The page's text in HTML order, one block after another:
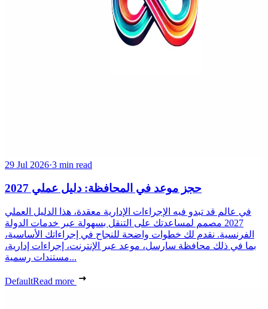
29 Jul 2026·3 min read
حجز موعد في المحافظة: دليل عملي 2027
في عالم قد تبدو فيه الإجراءات الإدارية معقدة، هذا الدليل العملي
2027 مصمم لمساعدتك على التنقل بسهولة عبر خدمات الدولة
الفرنسية. نقدم لك خطوات واضحة للنجاح في إجراءاتك الأساسية،
بما في ذلك محافظة سارسل، موعد عبر الإنترنت، إجراءات إدارية،
مستندات رسمية...
DefaultRead more